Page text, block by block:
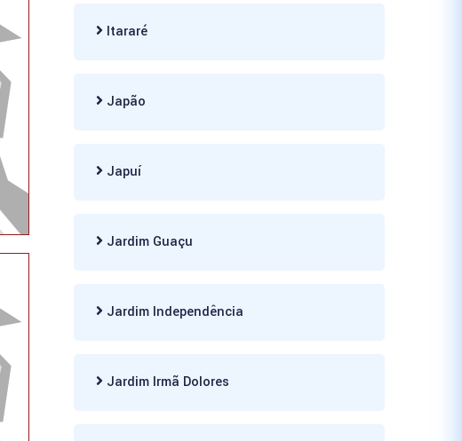
Itararé
Japão
Japuí
Jardim Guaçu
Jardim Independência
Jardim Irmã Dolores